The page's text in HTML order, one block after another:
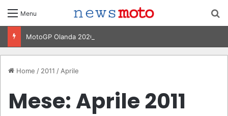
Menu
Home / 2011 / Aprile
Mese:Aprile 2011